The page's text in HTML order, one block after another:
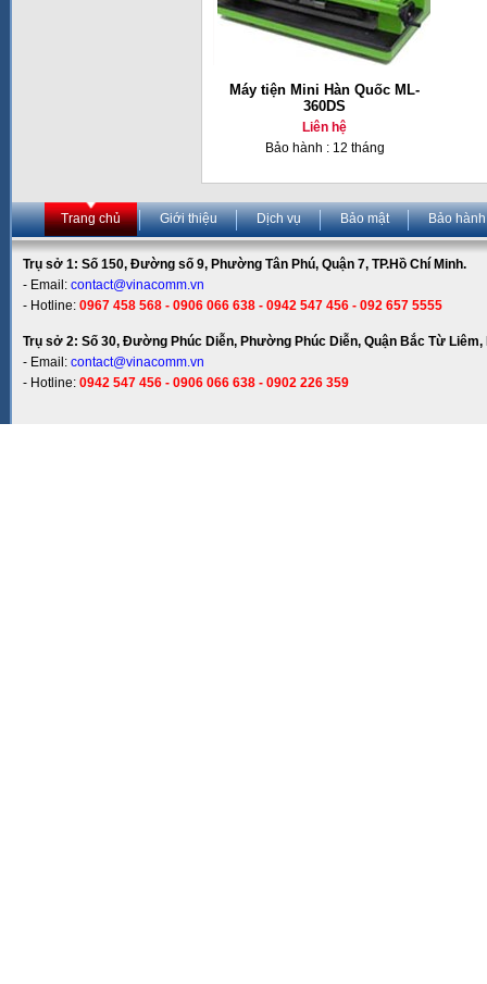
Máy tiện Mini Hàn Quốc ML-
360DS
Liên hệ
Bảo hành : 12 tháng
Trang chủ Giới thiệu Dịch vụ Bảo mật Bảo hành
Trụ sở 1: Số 150, Đường số 9, Phường Tân Phú, Quận 7, TP.Hồ Chí Minh.
- Email: contact@vinacomm.vn
- Hotline: 0967 458 568 - 0906 066 638 - 0942 547 456 - 092 657 5555
Trụ sở 2: Số 30, Đường Phúc Diễn, Phường Phúc Diễn, Quận Bắc Từ Liêm,
- Email: contact@vinacomm.vn
- Hotline: 0942 547 456 - 0906 066 638 - 0902 226 359